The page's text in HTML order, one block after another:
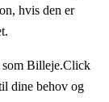
hvis den er
som Billeje.Click
dine behov og